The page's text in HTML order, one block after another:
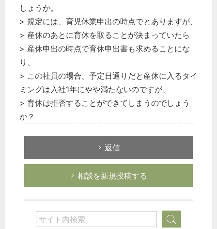
しょうか。
> 規定には、 育児休業申出の時点でとありますが、
> 産休のあとに育休を取ることが決まっていたら
> 産休申出の時点で育休申出書も求めることにな
り、
> この社員の場合、予定日通りだと産休に入るタイ
ミングは入社1年にやや満たないのですが、
> 育休は拒否することができてしまうのでしょう
か？
返信
相談を新規投稿する